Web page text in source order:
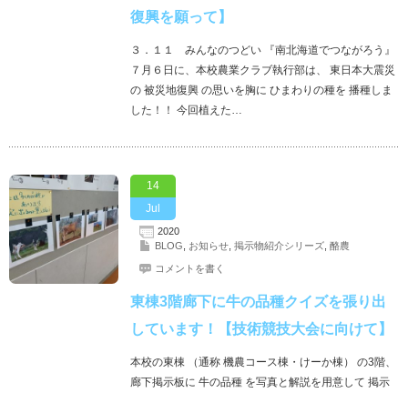
復興を願って】
３．１１ みんなのつどい 『南北海道でつながろう』
７月６日に、本校農業クラブ執行部は、 東日本大震災
の 被災地復興 の思いを胸に ひまわりの種を 播種しま
した！！ 今回植えた…
14
Jul
2020
BLOG
お知らせ, 掲示物紹介シリーズ, 酪農
コメントを書く
東棟3階廊下に牛の品種クイズを張り出
しています！【技術競技大会に向けて】
本校の東棟 （通称 機農コース棟・けーか棟） の3階、
廊下掲示板に 牛の品種 を写真と解説を用意して 掲示